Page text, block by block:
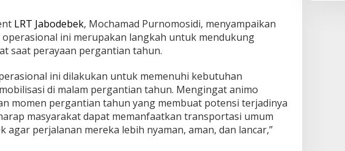
LRT Jabodebek, Mochamad Purnomosidi, menyampaikan
ini merupakan langkah untuk mendukung
saat perayaan pergantian tahun.
ini dilakukan untuk memenuhi kebutuhan
di malam pergantian tahun. Mengingat animo
momen pergantian tahun yang membuat potensi terjadinya
masyarakat dapat memanfaatkan transportasi umum
agar perjalanan mereka lebih nyaman, aman, dan lancar,”